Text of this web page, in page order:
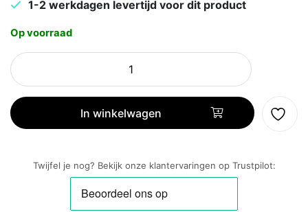
1-2 werkdagen levertijd voor dit product
Op voorraad
Ricoh
fi-
ADF-
scanner
In winkelwagen
Twijfel je nog? Bekijk onze klantervaringen op Trustpilot: